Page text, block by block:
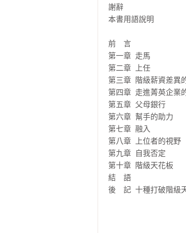
——《國家報》the
的啦啦隊，益發難以
結這些狀況的方法。」
——《新人文主義者》
「毫無疑問，這是二
混合研究設計，追溯
當前知識經濟體制下
人，都需要本書的醍醐
——倫敦政經學院 麥克
「構思縝密的重要研
——牛津大學 瑟琳娜．
謝辭
本書用語說明
前　言
第一章  走馬
第二章  上任
第三章  階級薪資差異
第四章  走進菁英企業
第五章  父母銀行
第六章  幫手的助力
第七章  融入
第八章  上位者的視野
第九章  自我否定
第十章  階級天花板
結　語
後　記  十種打破階級